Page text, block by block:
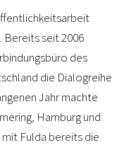
Bereits seit 2006
des
die Dialogreihe
Jahr machte
Hamburg und
Fulda bereits die